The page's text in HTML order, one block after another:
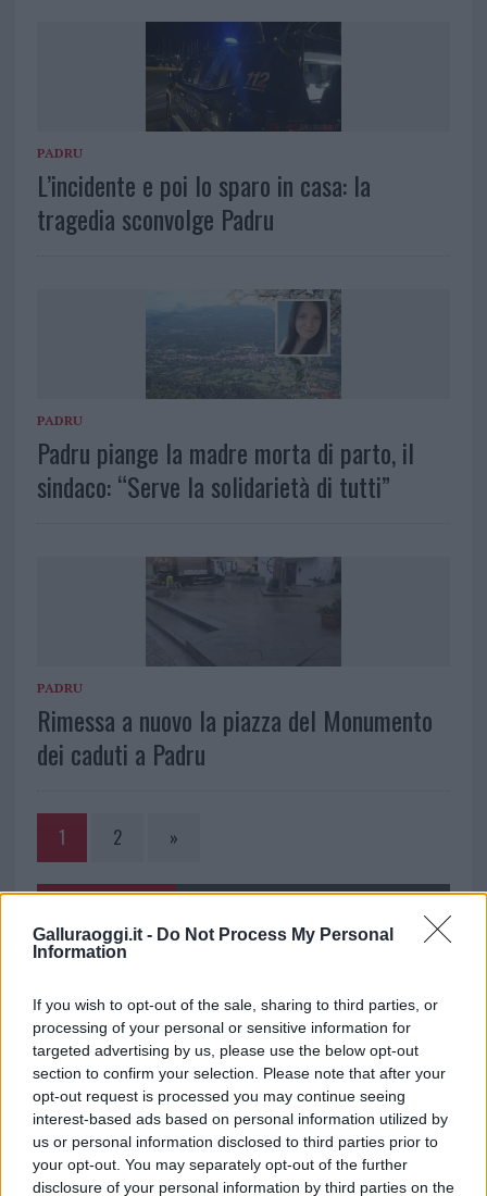
Galluraoggi.it - Do Not Process My Personal
Information
If you wish to opt-out of the sale, sharing to third parties, or
processing of your personal or sensitive information for
targeted advertising by us, please use the below opt-out
section to confirm your selection. Please note that after your
opt-out request is processed you may continue seeing
interest-based ads based on personal information utilized by
us or personal information disclosed to third parties prior to
your opt-out. You may separately opt-out of the further
disclosure of your personal information by third parties on the
PADRU
L’incidente e poi lo sparo in casa: la
tragedia sconvolge Padru
PADRU
Padru piange la madre morta di parto, il
sindaco: “Serve la solidarietà di tutti”
PADRU
Rimessa a nuovo la piazza del Monumento
dei caduti a Padru
1 2 »
l’inaugurazione
Andrea Mura conquista Palau: grande
partecipazione per il suo racconto
Calangianus, allarme sul centro accoglienza